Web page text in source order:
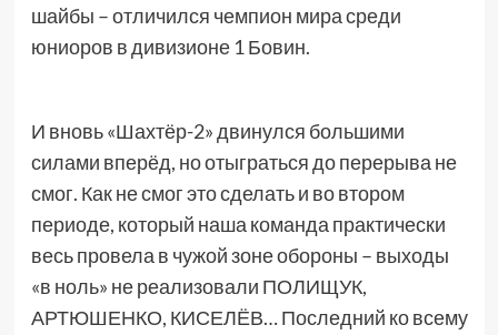
шайбы – отличился чемпион мира среди
юниоров в дивизионе 1 Бовин.
И вновь «Шахтёр-2» двинулся большими
силами вперёд, но отыграться до перерыва не
смог. Как не смог это сделать и во втором
периоде, который наша команда практически
весь провела в чужой зоне обороны – выходы
«в ноль» не реализовали ПОЛИЩУК,
АРТЮШЕНКО, КИСЕЛЁВ… Последний ко всему